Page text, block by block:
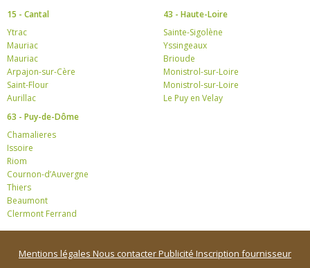
15 - Cantal
Ytrac
Mauriac
Mauriac
Arpajon-sur-Cère
Saint-Flour
Aurillac
43 - Haute-Loire
Sainte-Sigolène
Yssingeaux
Brioude
Monistrol-sur-Loire
Monistrol-sur-Loire
Le Puy en Velay
63 - Puy-de-Dôme
Chamalieres
Issoire
Riom
Cournon-d’Auvergne
Thiers
Beaumont
Clermont Ferrand
Mentions légales Nous contacterPublicité Inscription fournisseur